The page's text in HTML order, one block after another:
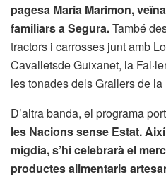
pagesa Maria Marimon,
familiars a Segura.També
tractors i carrosses junt amb
Cavalletsde Guixanet, la
les tonades dels Grallers de la
D’altra banda, el programa
les Nacions sense Estat.
migdia, s’hi celebrarà el
productes alimentaris